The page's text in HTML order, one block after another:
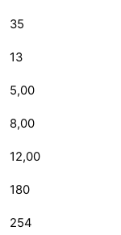
35
13
5,00
8,00
12,00
180
254